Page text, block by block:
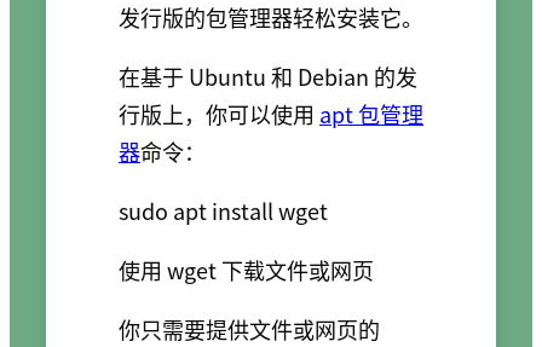
发行版的包管理器轻松安装它。
在基于 Ubuntu 和 Debian 的发
行版上，你可以使用 apt 包管理
器命令：
使用 wget 下载文件或网页
你只需要提供文件或网页的